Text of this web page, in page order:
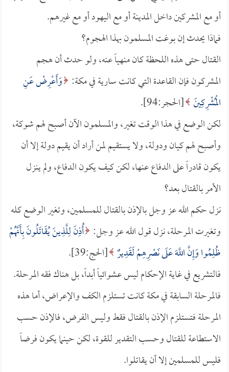
أو مع المشركين داخل المدينة أو مع اليهود أو مع غيرهم.
فماذا يحدث إن بوغت المسلمون بهذا الهجوم؟
القتال حتى هذه اللحظة كان منهياً عنه، ولو حدث أن هجم
المشركون فإن القاعدة التي كانت سارية في مكة: وَأَعْرِضْ عَنِ
الْمُشْرِكِينَ [الحجر:94].
لكن الوضع في هذا الوقت تغير، والمسلمون الآن أصبح لهم شوكة،
وأصبح لهم كيان ودولة، ولا يستقيم لمن أراد أن يقيم دولة إلا أن
يكون قادراً على الدفاع عنها، لكن كيف يكون الدفاع، ولم ينزل
الأمر بالقتال بعد؟
نزل حكم الله عز وجل بالإذن بالقتال للمسلمين، وتغير الوضع كله
وتغيرت المرحلة، نزل قول الله عز وجل: أُذِنَ لِلَّذِينَ يُقَاتَلُونَ بِأَنَّهُمْ
ظُلِمُوا وَإِنَّ اللَّهَ عَلَى نَصْرِهِمْ لَقَدِيرٌ [الحج:39].
فالتشريع في غاية الإحكام ليس عشوائياً أبداً، بل هناك فقه المرحلة.
فالمرحلة السابقة في مكة كانت تستلزم الكف والإعراض، أما هذه
المرحلة فتستلزم الإذن بالقتال فقط وليس الفرض، فالإذن حسب
الاستطاعة للقتال وحسب التقدير للقوة، لكن حينما يكون فرضاً
فليس للمسلمين إلا أن يقاتلوا.